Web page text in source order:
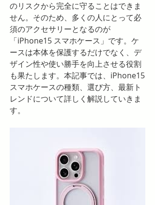
のリスクから完全に守ることはできま
せん。そのため、多くの人にとって必
須のアクセサリーとなるのが
「iPhone15 スマホケース」です。ケ
ースは本体を保護するだけでなく、デ
ザイン性や使い勝手を向上させる役割
も果たします。本記事では、iPhone15
スマホケースの種類、選び方、最新ト
レンドについて詳しく解説していきま
す。